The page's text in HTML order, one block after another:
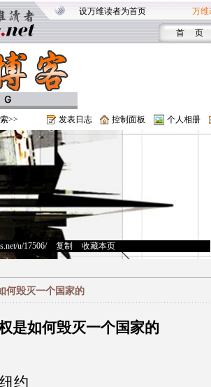
设万维读者为首页 万维
首 页
>> 发表日志 控制面板 个人相册
u/17506/> 复制 收藏本页
何毁灭一个国家的
是如何毁灭一个国家的
约